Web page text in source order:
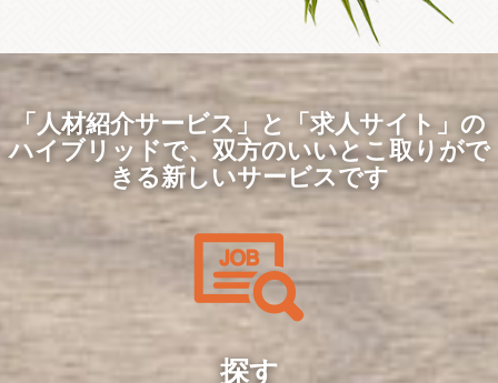
「人材紹介サービス」と「求人サイト」の
ハイブリッドで、双方のいいとこ取りがで
きる新しいサービスです
探す